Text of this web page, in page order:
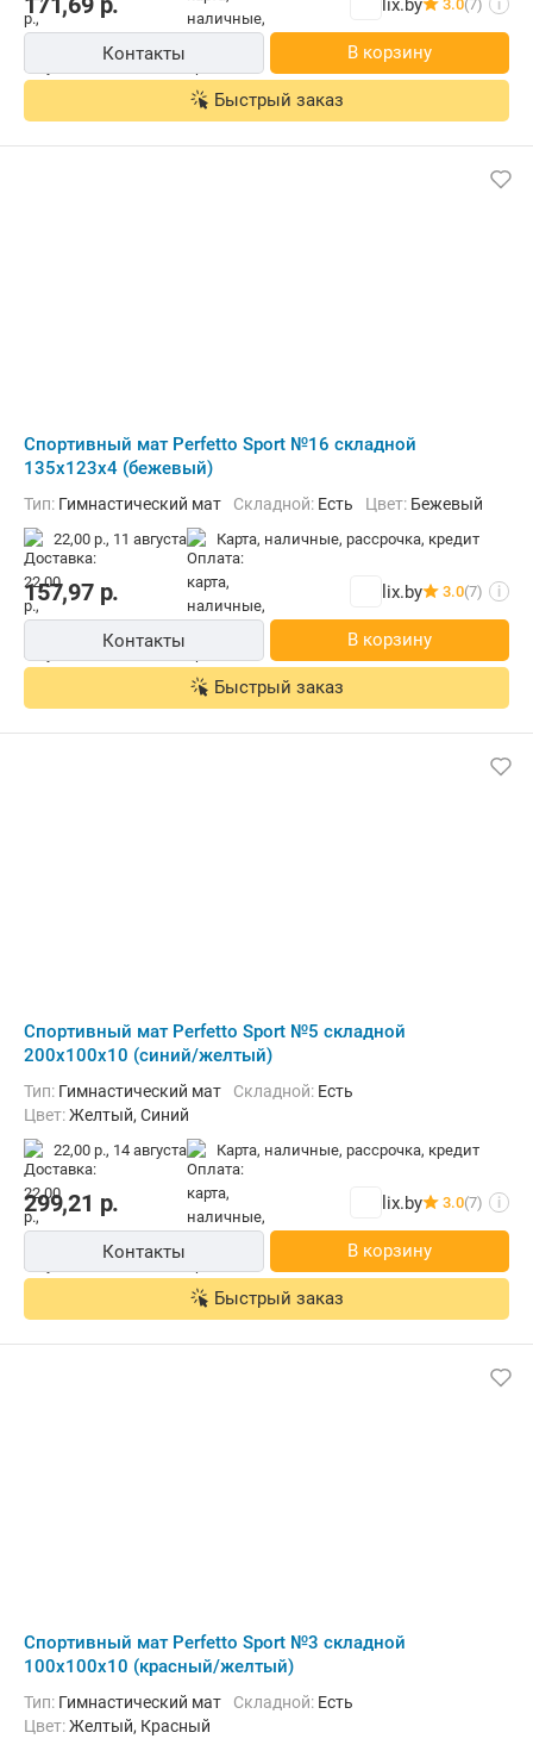
3.0(7) i
Контакты В корзину
Быстрый заказ
Cпортивный мат Perfetto Sport №16 складной
135x123x4 (бежевый)
Тип: Гимнастический мат Складной: Есть Цвет: Бежевый
22,00 р., 11 августа карта, наличные, рассрочка, кредит
157,97р. lix.by 3.0(7) i
Контакты В корзину
Быстрый заказ
Cпортивный мат Perfetto Sport №5 складной
200x100x10 (синий/желтый)
Тип: Гимнастический мат Складной: Есть
Цвет:Желтый, Синий
22,00 р., 14 августа карта, наличные, рассрочка, кредит
299,21 р. lix.by 3.0(7) i
Контакты В корзину
Быстрый заказ
Cпортивный мат Perfetto Sport №3 складной
100x100x10 (красный/желтый)
Тип: Гимнастический мат Складной: Есть
Цвет:Желтый, Красный